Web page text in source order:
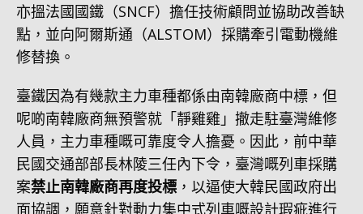
亦搵法國國鐵（SNCF）擔任技術顧問並協助改善缺
點，並向阿爾斯通（ALSTOM）採購牽引電動機維
修替換。
臺鐵因為有幾款主力車種都係由南韓廠商中標，但
呢啲南韓廠商無預警就「靜雞雞」撤走駐臺灣維修
人員，主力車種嘅可靠度令人擔憂。因此，前中華
民國交通部部長林陵三任內下令，臺灣嘅列車採購
案禁止南韓廠商再度投標 ，以逼使大韓民國政府出
面協調，願意針對動力集中式列車嘅設計瑕疵進行